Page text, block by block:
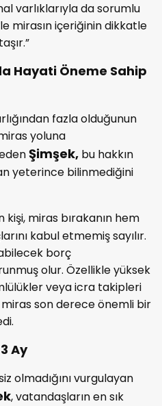
varlıklarıyla da sorumlu
mirasın içeriğinin dikkatle
Hayati Öneme Sahip
fazla olduğunun
yoluna
Şimşek, bu hakkın
yeterince bilinmediğini
kişi, miras bırakanın hem
kabul etmemiş sayılır.
borç
olur. Özellikle yüksek
veya icra takipleri
son derece önemli bir
Ay
olmadığını vurgulayan
, vatandaşların en sık